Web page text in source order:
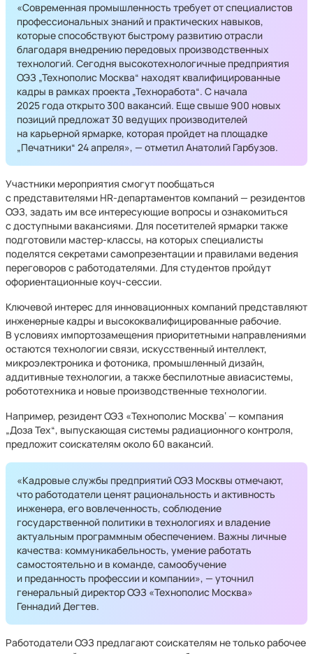
«Современная промышленность требует от специалистов
профессиональных знаний и практических навыков,
которые способствуют быстрому развитию отрасли
благодаря внедрению передовых производственных
технологий. Сегодня высокотехнологичные предприятия
ОЭЗ „Технополис Москва“ находят квалифицированные
кадры в рамках проекта „Техноработа“. С начала
2025 года открыто 300 вакансий. Еще свыше 900 новых
позиций предложат 30 ведущих производителей
на карьерной ярмарке, которая пройдет на площадке
„Печатники“ 24 апреля», — отметил Анатолий Гарбузов.
Участники мероприятия смогут пообщаться
с представителями HR-департаментов компаний — резидентов
ОЭЗ, задать им все интересующие вопросы и ознакомиться
с доступными вакансиями. Для посетителей ярмарки также
подготовили мастер-классы, на которых специалисты
поделятся секретами самопрезентации и правилами ведения
переговоров с работодателями. Для студентов пройдут
офориентационные коуч-сессии.
Ключевой интерес для инновационных компаний представляют
инженерные кадры и высококвалифицированные рабочие.
В условиях импортозамещения приоритетными направлениями
остаются технологии связи, искусственный интеллект,
микроэлектроника и фотоника, промышленный дизайн,
аддитивные технологии, а также беспилотные авиасистемы,
робототехника и новые производственные технологии.
Например, резидент ОЭЗ «Технополис Москва‘ — компания
„Доза Тех“, выпускающая системы радиационного контроля,
предложит соискателям около 60 вакансий.
«Кадровые службы предприятий ОЭЗ Москвы отмечают,
что работодатели ценят рациональность и активность
инженера, его вовлеченность, соблюдение
государственной политики в технологиях и владение
актуальным программным обеспечением. Важны личные
качества: коммуникабельность, умение работать
самостоятельно и в команде, самообучение
и преданность профессии и компании», — уточнил
генеральный директор ОЭЗ «Технополис Москва»
Геннадий Дегтев.
Работодатели ОЭЗ предлагают соискателям не только рабочее